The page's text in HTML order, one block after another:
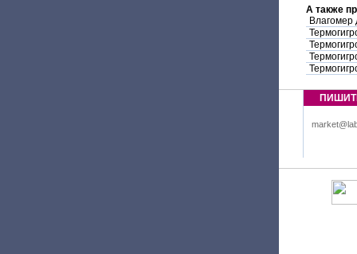
А также
Влагомер